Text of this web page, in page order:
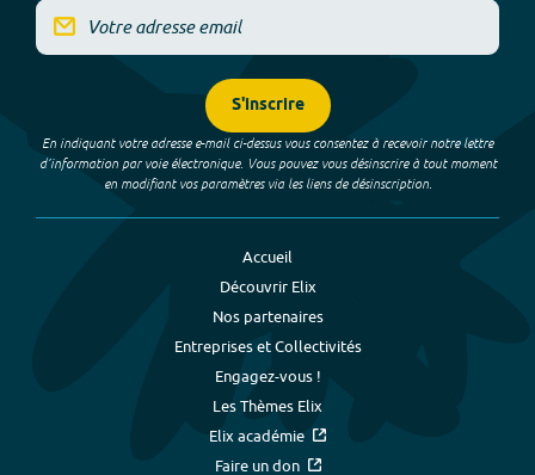
S'inscrire
En indiquant votre adresse e-mail ci-dessus vous consentez à recevoir notre lettre
d’information par voie électronique. Vous pouvez vous désinscrire à tout moment
en modifiant vos paramètres via les liens de désinscription.
Accueil
Découvrir Elix
Nos partenaires
Entreprises et Collectivités
Engagez-vous !
Les Thèmes Elix
Elix académie
Faire un don